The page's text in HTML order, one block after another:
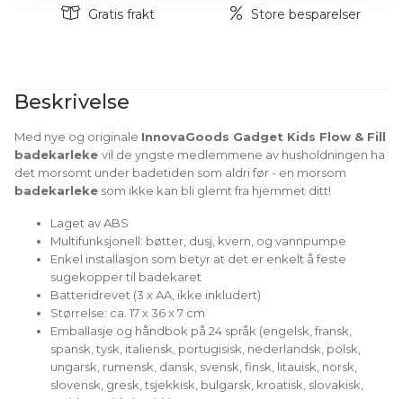
Gratis frakt Store besparelser
Beskrivelse
Med nye og originale InnovaGoods Gadget Kids Flow & Fill
badekarleke vil de yngste medlemmene av husholdningen ha
det morsomt under badetiden som aldri før - en morsom
badekarleke som ikke kan bli glemt fra hjemmet ditt!
Laget av ABS
Multifunksjonell: bøtter, dusj, kvern, og vannpumpe
Enkel installasjon som betyr at det er enkelt å feste
sugekopper til badekaret
Batteridrevet (3 x AA, ikke inkludert)
Størrelse: ca. 17 x 36 x 7 cm
Emballasje og håndbok på 24 språk (engelsk, fransk,
spansk, tysk, italiensk, portugisisk, nederlandsk, polsk,
ungarsk, rumensk, dansk, svensk, finsk, litauisk, norsk,
slovensk, gresk, tsjekkisk, bulgarsk, kroatisk, slovakisk,